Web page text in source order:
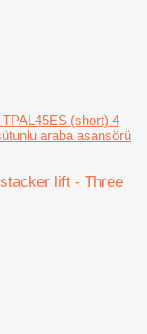
(short) 4
araba asansörü
lift - Three